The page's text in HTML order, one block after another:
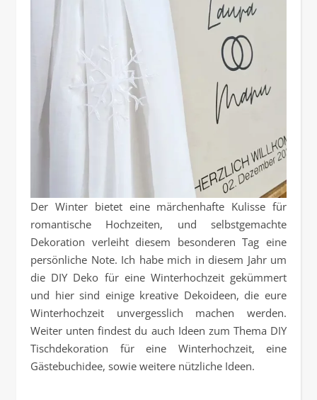
Der Winter bietet eine märchenhafte Kulisse für
romantische Hochzeiten, und selbstgemachte
Dekoration verleiht diesem besonderen Tag eine
persönliche Note. Ich habe mich in diesem Jahr um
die DIY Deko für eine Winterhochzeit gekümmert
und hier sind einige kreative Dekoideen, die eure
Winterhochzeit unvergesslich machen werden.
Weiter unten findest du auch Ideen zum Thema DIY
Tischdekoration für eine Winterhochzeit, eine
Gästebuchidee, sowie weitere nützliche Ideen.